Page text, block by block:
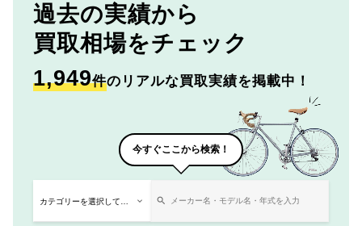
過去の実績から
買取相場をチェック
1,949件のリアルな買取実績を掲載中！
今すぐここから検索！